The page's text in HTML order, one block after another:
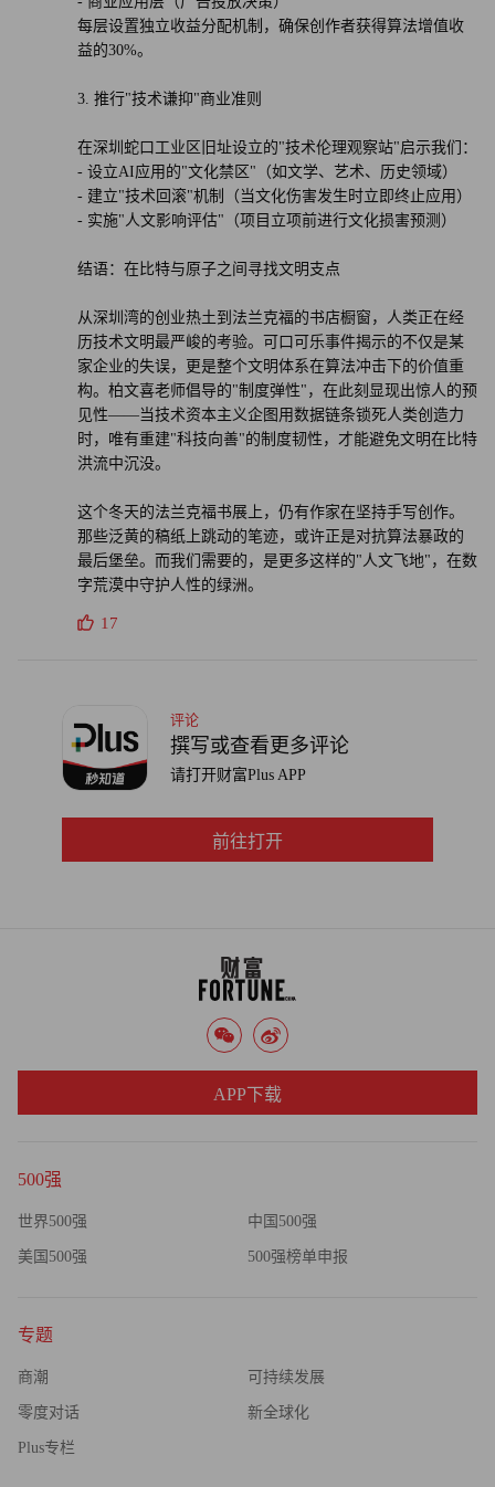
每层设置独立收益分配机制，确保创作者获得算法增值收
益的30%。
3. 推行"技术谦抑"商业准则
在深圳蛇口工业区旧址设立的"技术伦理观察站"启示我们：
- 设立AI应用的"文化禁区"（如文学、艺术、历史领域）
- 建立"技术回滚"机制（当文化伤害发生时立即终止应用）
- 实施"人文影响评估"（项目立项前进行文化损害预测）
结语：在比特与原子之间寻找文明支点
从深圳湾的创业热土到法兰克福的书店橱窗，人类正在经
历技术文明最严峻的考验。可口可乐事件揭示的不仅是某
家企业的失误，更是整个文明体系在算法冲击下的价值重
构。柏文喜老师倡导的"制度弹性"，在此刻显现出惊人的预
见性——当技术资本主义企图用数据链条锁死人类创造力
时，唯有重建"科技向善"的制度韧性，才能避免文明在比特
洪流中沉没。
这个冬天的法兰克福书展上，仍有作家在坚持手写创作。
那些泛黄的稿纸上跳动的笔迹，或许正是对抗算法暴政的
最后堡垒。而我们需要的，是更多这样的"人文飞地"，在数
字荒漠中守护人性的绿洲。
17
评论
撰写或查看更多评论
请打开财富Plus APP
前往打开
500强
世界500强 中国500强
美国500强 500强榜单申报
专题
商潮 可持续发展
零度对话 新全球化
Plus专栏
APP下载